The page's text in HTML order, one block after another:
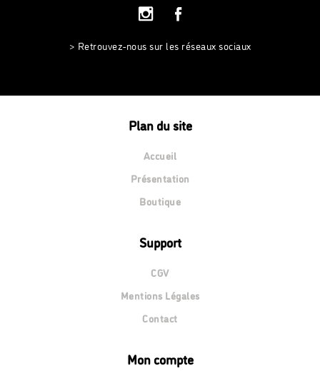
> Retrouvez-nous sur les réseaux sociaux
Plan du site
Accueil
Présentation
Boutique
Support
CGV
Mentions Légales
Contact
Mon compte